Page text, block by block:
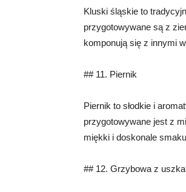
Kluski śląskie to
przygotowywane są z
komponują się z innymi
## 11. Piernik
Piernik to słodkie i
przygotowywane jest z
miękki i doskonale
## 12. Grzybowa z